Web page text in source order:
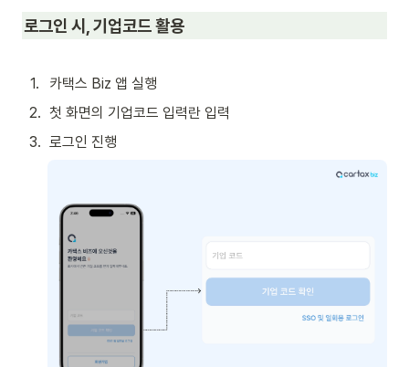
로그인 시, 기업코드 활용
1.
카택스 Biz 앱 실행
2. 첫 화면의 기업코드 입력란 입력
3. 로그인 진행